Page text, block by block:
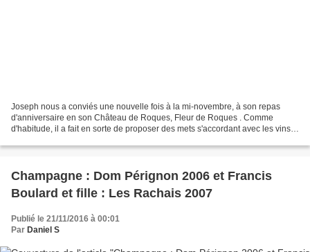
Joseph nous a conviés une nouvelle fois à la mi-novembre, à son repas
d'anniversaire en son Château de Roques, Fleur de Roques . Comme
d'habitude, il a fait en sorte de proposer des mets s'accordant avec les vins
Champagne : Dom Pérignon 2006 et Francis
Boulard et fille : Les Rachais 2007
Publié le 21/11/2016 à 00:01
Par Daniel S